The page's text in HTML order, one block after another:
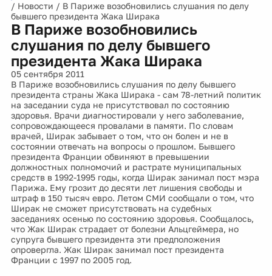
/ Новости / В Париже возобновились слушания по делу
бывшего президента Жака Ширака
В Париже возобновились
слушания по делу бывшего
президента Жака Ширака
05 сентября 2011
В Париже возобновились слушания по делу бывшего
президента страны Жака Ширака - сам 78-летний политик
на заседании суда не присутствовал по состоянию
здоровья. Врачи диагностировали у него заболевание,
сопровождающееся провалами в памяти. По словам
врачей, Ширак забывает о том, что он болен и не в
состоянии отвечать на вопросы о прошлом. Бывшего
президента Франции обвиняют в превышении
должностных полномочий и растрате муниципальных
средств в 1992-1995 годы, когда Ширак занимал пост мэра
Парижа. Ему грозит до десяти лет лишения свободы и
штраф в 150 тысяч евро. Летом СМИ сообщали о том, что
Ширак не сможет присутствовать на судебных
заседаниях осенью по состоянию здоровья. Сообщалось,
что Жак Ширак страдает от болезни Альцгеймера, но
супруга бывшего президента эти предположения
опровергла. Жак Ширак занимал пост президента
Франции с 1997 по 2005 год.